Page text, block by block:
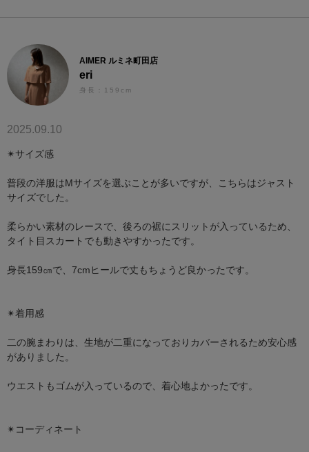
AIMER ルミネ町田店
eri
身長：159cm
2025.09.10
✴︎サイズ感
普段の洋服はMサイズを選ぶことが多いですが、こちらはジャスト
サイズでした。
柔らかい素材のレースで、後ろの裾にスリットが入っているため、
タイト目スカートでも動きやすかったです。
身長159㎝で、7cmヒールで丈もちょうど良かったです。
✴︎着用感
二の腕まわりは、生地が二重になっておりカバーされるため安心感
がありました。
ウエストもゴムが入っているので、着心地よかったです。
✴︎コーディネート